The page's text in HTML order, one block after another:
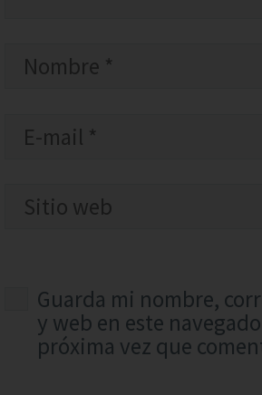
Guarda mi nombre,
y web en este
próxima vez que